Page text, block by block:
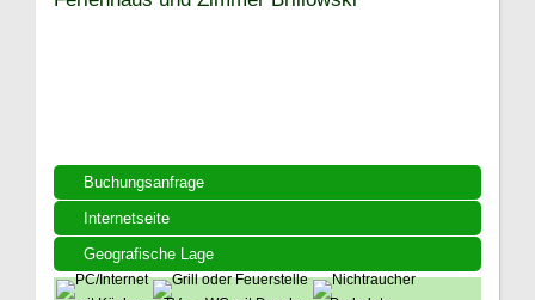
Buchungsanfrage
Internetseite
Geografische Lage